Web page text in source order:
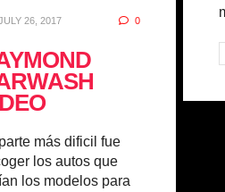
26, 2017 0
más dificil fue
los autos que
los modelos para